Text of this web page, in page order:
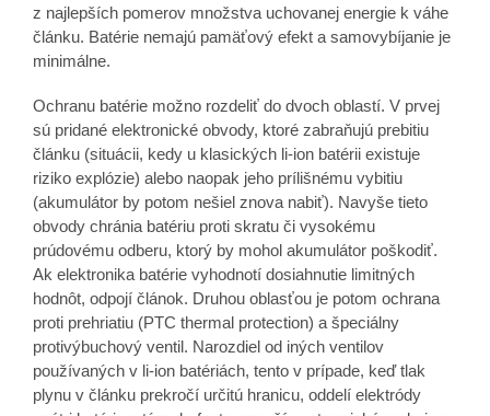
z najlepších pomerov množstva uchovanej energie k váhe
článku. Batérie nemajú pamäťový efekt a samovybíjanie je
minimálne.
Ochranu batérie možno rozdeliť do dvoch oblastí. V prvej
sú pridané elektronické obvody, ktoré zabraňujú prebitiu
článku (situácii, kedy u klasických li-ion batérii existuje
riziko explózie) alebo naopak jeho prílišnému vybitiu
(akumulátor by potom nešiel znova nabiť). Navyše tieto
obvody chránia batériu proti skratu či vysokému
prúdovému odberu, ktorý by mohol akumulátor poškodiť.
Ak elektronika batérie vyhodnotí dosiahnutie limitných
hodnôt, odpojí článok. Druhou oblasťou je potom ochrana
proti prehriatiu (PTC thermal protection) a špeciálny
protivýbuchový ventil. Narozdiel od iných ventilov
používaných v li-ion batériách, tento v prípade, keď tlak
plynu v článku prekročí určitú hranicu, oddelí elektródy